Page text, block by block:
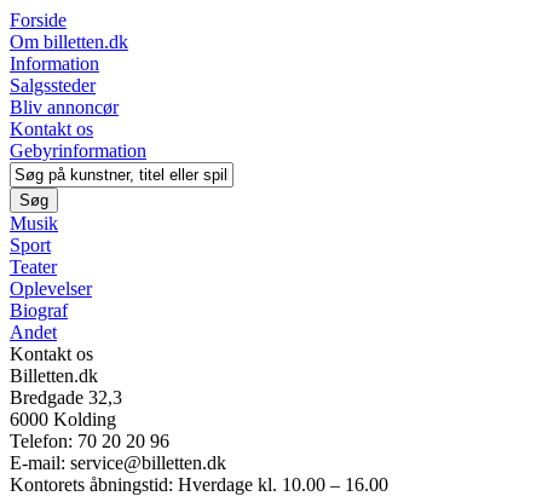
Forside
Om billetten.dk
Information
Salgssteder
Bliv annoncør
Kontakt os
Gebyrinformation
Musik
Sport
Teater
Oplevelser
Biograf
Andet
Kontakt os
Billetten.dk
Bredgade 32,3
6000 Kolding
Telefon: 70 20 20 96
E-mail: service@billetten.dk
Kontorets åbningstid: Hverdage kl. 10.00 – 16.00